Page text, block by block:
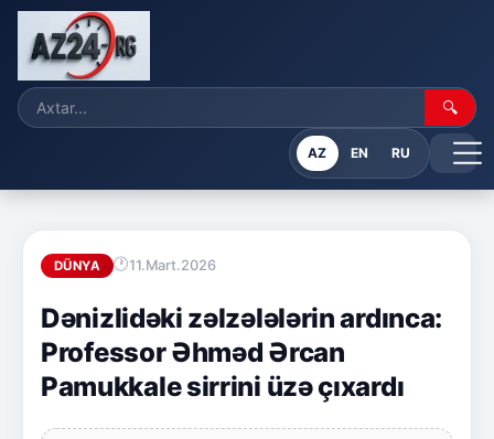
🔍
AZ EN RU
DÜNYA 11.Mart.2026
Dənizlidəki zəlzələlərin ardınca:
Professor Əhməd Ərcan
Pamukkale sirrini üzə çıxardı